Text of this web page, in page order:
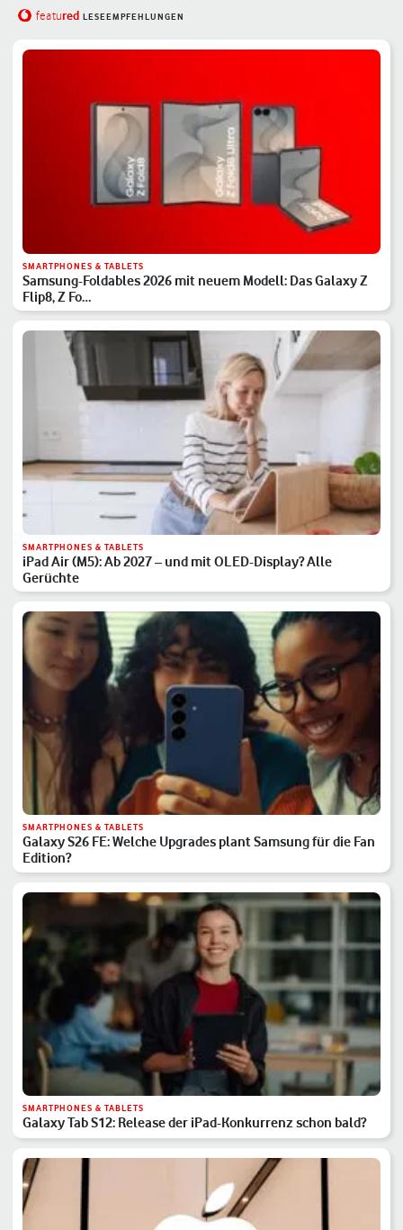
featured LESEEMPFEHLUNGEN
SMARTPHONES & TABLETS
Samsung-Foldables 2026 mit neuem Modell: Das Galaxy Z
Flip8, Z Fo…
SMARTPHONES & TABLETS
iPad Air (M5): Ab 2027 – und mit OLED-Display? Alle
Gerüchte
SMARTPHONES & TABLETS
Galaxy S26 FE: Welche Upgrades plant Samsung für die Fan
Edition?
SMARTPHONES & TABLETS
Galaxy Tab S12: Release der iPad-Konkurrenz schon bald?